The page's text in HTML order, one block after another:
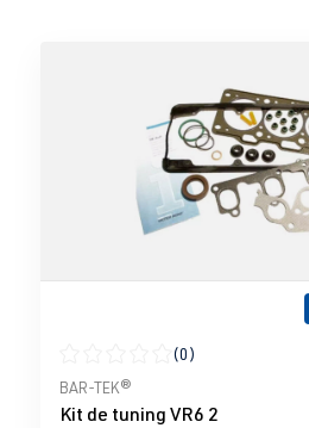
Note moyenne de 0 sur 5 étoiles
(0)
BAR-TEK®
Kit de tuning VR6 2